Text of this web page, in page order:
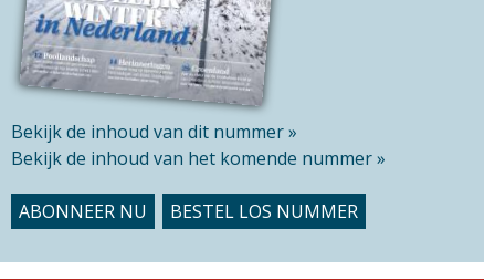
Bekijk de inhoud van dit nummer »
Bekijk de inhoud van het komende nummer »
ABONNEER NU BESTEL LOS NUMMER